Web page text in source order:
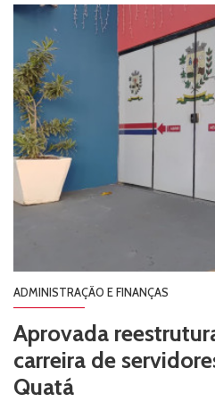
ADMINISTRAÇÃO E FINANÇAS
Aprovada
carreira de
Quatá